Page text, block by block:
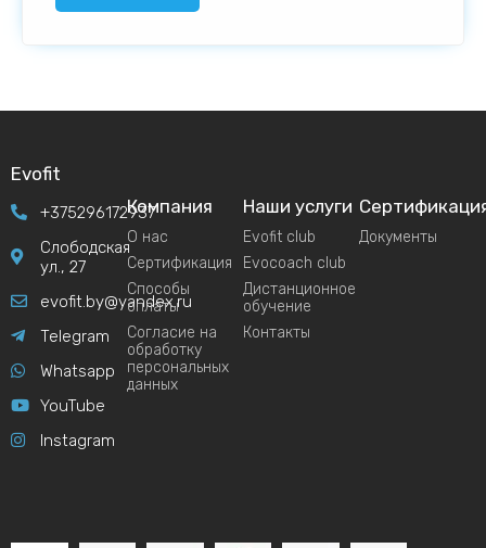
Evofit
+375296172937
Слободская
ул., 27
evofit.by@yandex.ru
Telegram
Whatsapp
YouTube
Instagram
Компания
О нас
Сертификация
Способы
оплаты
Согласие на
обработку
персональных
данных
Наши услуги
Evofit club
Evocoach club
Дистанционное
обучение
Контакты
Документы